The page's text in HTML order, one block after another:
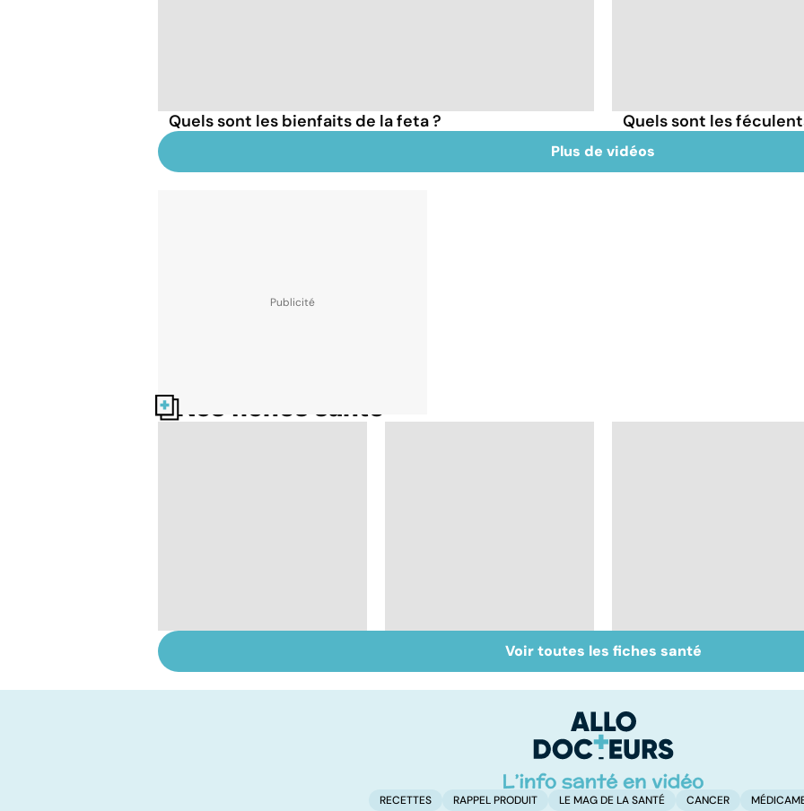
Quels sont les bienfaits de la feta ? Quels sont les
Plus de vidéos
Nos fiches santé
glycémique ?
Les féculents, un
carburant
De bonnes raisons
pour ne pas ajouter
Voir toutes les fiches santé
RECETTES RAPPEL PRODUIT LE MAG DE LA SANTÉ CANCER